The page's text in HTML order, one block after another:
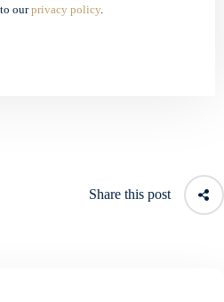
ourprivacy policy.
Share this post